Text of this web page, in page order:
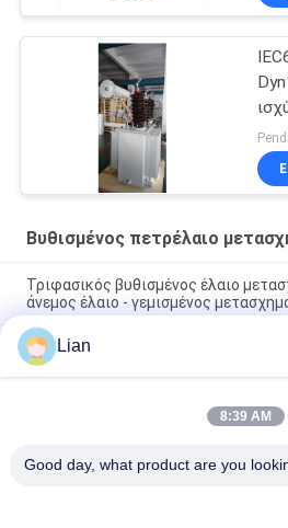
Βυθισμένος πετρέλαιο
Τριφασικός βυθισμένος έλαιο
άνεμος έλαιο - γεμισμένος
Μετασχηματιστής ισχύος 200 kVA 33
πετρέλαιο με σύνδεση Dyn11 για
Συμπίεστος μετασχηματιστής
ψυκτικό λάδι με προσαρμόσιμες
Lian
8:39 AM
Good day, what product are you